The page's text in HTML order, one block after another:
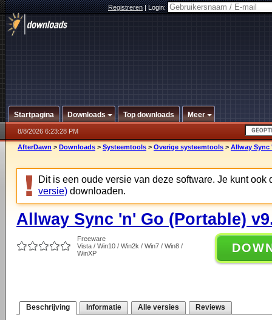
Registreren|Login:
Startpagina Downloads Top downloads Meer
8/8/2026 6:23:28 PM
AfterDawn > Downloads > Systeemtools > Overige systeemtools > Allway Sync
Dit is een oude versie van deze software. Je kunt ook
versie) downloaden.
Allway Sync 'n' Go (Portable)
Freeware
Vista / Win10 / Win2k / Win7 / Win8 /
WinXP
Beschrijving Informatie Alle versies Reviews